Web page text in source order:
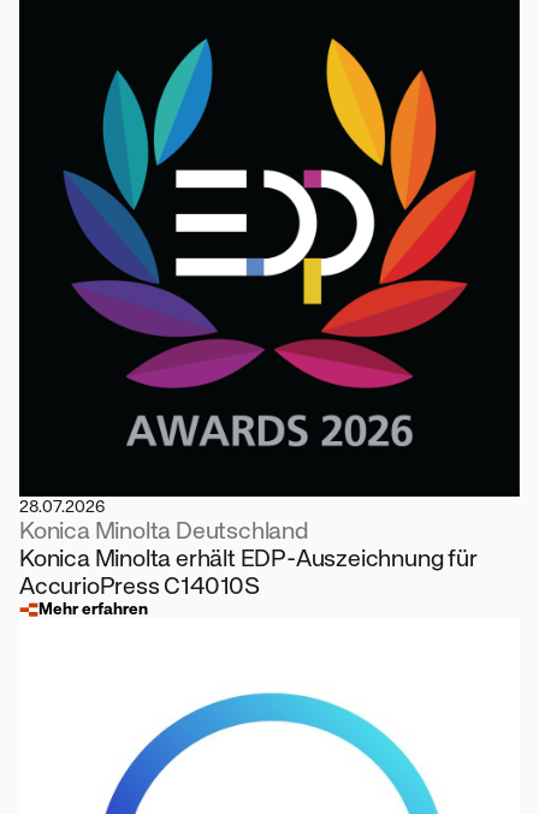
28.07.2026
Konica Minolta Deutschland
Konica Minolta erhält EDP-Auszeichnung für
AccurioPress C14010S
Mehr erfahren